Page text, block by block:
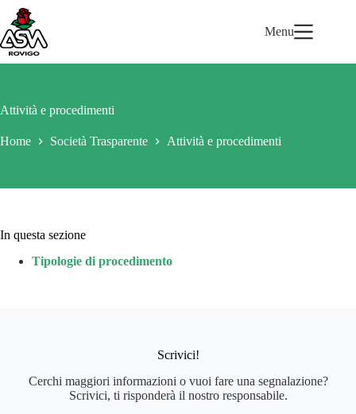
Salta
contenuto
Menu
Attività e procedimenti
Home Società Trasparente Attività e procedimenti
In questa sezione
Tipologie di procedimento
Scrivici!
Cerchi maggiori informazioni o vuoi fare una segnalazione?
Scrivici, ti risponderà il nostro responsabile.